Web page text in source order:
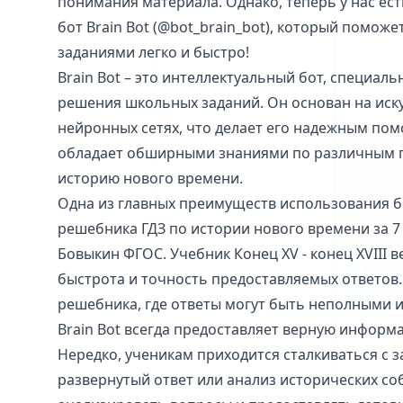
бот Brain Bot (@bot_brain_bot), который
заданиями легко и быстро!
Brain Bot – это интеллектуальный бот,
решения школьных заданий. Он основан на
нейронных сетях, что делает его надежным
обладает обширными знаниями по различным
историю нового времени.
Одна из главных преимуществ использования
решебника ГДЗ по истории нового времени за
Бовыкин ФГОС. Учебник Конец XV - конец XVIII
быстрота и точность предоставляемых
решебника, где ответы могут быть
Brain Bot всегда предоставляет верную
Нередко, ученикам приходится сталкиваться с
развернутый ответ или анализ исторических